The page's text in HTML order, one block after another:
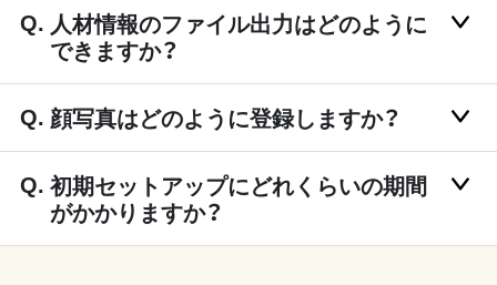
人材情報のファイル出力はどのように
できますか？
顔写真はどのように登録しますか？
初期セットアップにどれくらいの期間
がかかりますか？